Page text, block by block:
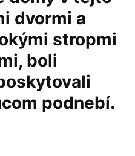
dvormi a
stropmi
boli
podnebí.